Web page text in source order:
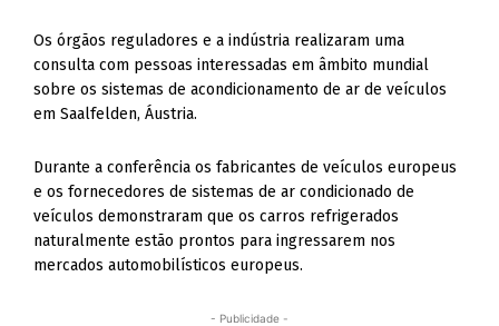
Os órgãos reguladores e a indústria realizaram uma
consulta com pessoas interessadas em âmbito mundial
sobre os sistemas de acondicionamento de ar de veículos
em Saalfelden, Áustria.
Durante a conferência os fabricantes de veículos europeus
e os fornecedores de sistemas de ar condicionado de
veículos demonstraram que os carros refrigerados
naturalmente estão prontos para ingressarem nos
mercados automobilísticos europeus.
- Publicidade -